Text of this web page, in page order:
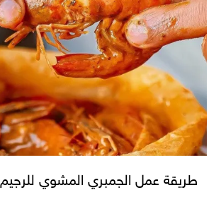
طريقة عمل الجمبري المشوي للرجيم